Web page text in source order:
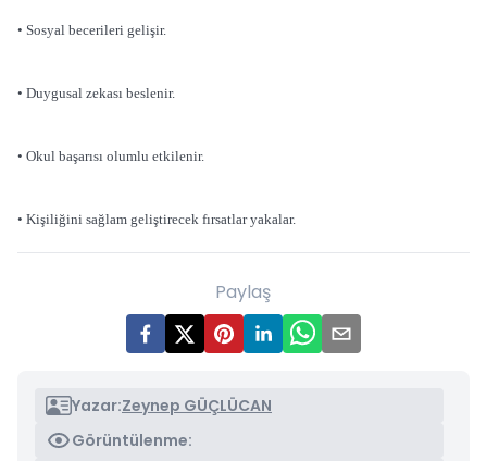
• Sosyal becerileri gelişir.
• Duygusal zekası beslenir.
• Okul başarısı olumlu etkilenir.
• Kişiliğini sağlam geliştirecek fırsatlar yakalar.
Paylaş
Yazar:Zeynep GÜÇLÜCAN
Görüntülenme: